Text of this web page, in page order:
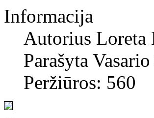
Informacija
Autorius Loreta
Parašyta
Peržiūros: 560